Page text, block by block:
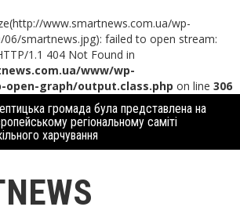
www.smartnews.com.ua/wp-
smartnews.jpg): failed to open stream:
1.1 404 Not Found in
www/wp-
graph/output.class.php on line 306
громада була представлена на
регіональному саміті
харчування